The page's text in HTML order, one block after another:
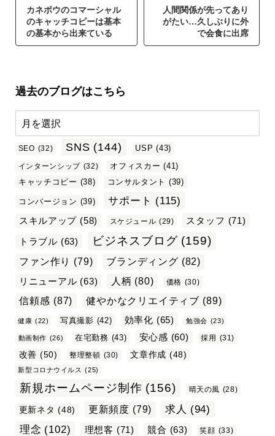
カネボウのコマーシャル
のキャッチコピーは基本
の基本から出来ている
人間関係が先ってあり
がたい…久しぶりに外
で会食に出席
過去のブログはこちら
SEO (32) SNS (144) USP (43)
インターンシップ (32) オフィスカー (41)
キャッチコピー (38) コンサルタント (39)
コンバージョン (39) サポート (115)
スキルアップ (58) スケジュール (29) スタッフ (71)
トラブル (63) ビジネスブログ (159)
ファン作り (79) ブランディング (82)
リニューアル (63) 人柄 (80) 価格 (30)
信頼感 (87) 健やかなクリエイティブ (89)
健康 (22) 写真撮影 (42) 効率化 (65) 勉強会 (23)
動画制作 (26) 在宅勤務 (43) 安心感 (60) 採用 (31)
改善 (50) 整理整頓 (30) 文章作成 (48)
新型コロナウイルス (25)
新規ホームページ制作 (156) 晴天の風 (28)
更新ネタ (48) 更新頻度 (79) 求人 (94)
理念 (102) 理想客 (71) 競合 (63) 笑顔 (33)